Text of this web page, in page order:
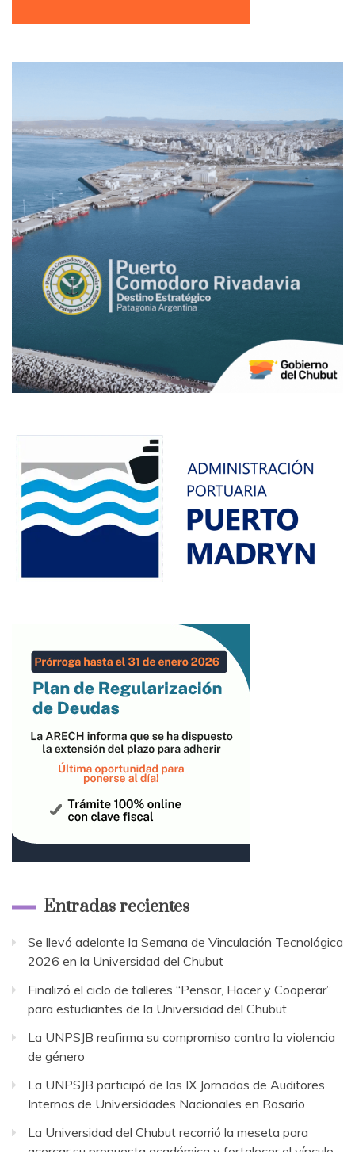
Entradas recientes
Se llevó adelante la Semana de Vinculación Tecnológica
2026 en la Universidad del Chubut
Finalizó el ciclo de talleres “Pensar, Hacer y Cooperar”
para estudiantes de la Universidad del Chubut
La UNPSJB reafirma su compromiso contra la violencia
de género
La UNPSJB participó de las IX Jornadas de Auditores
Internos de Universidades Nacionales en Rosario
La Universidad del Chubut recorrió la meseta para